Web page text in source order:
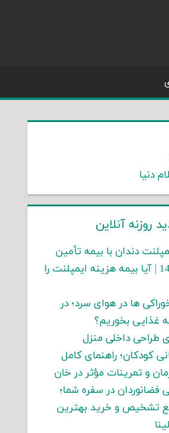
دنیا
روزنه آنلاین
دندان با بیمه تأمین
اجتماعی 1405 | آیا بیمه هزینه ایمپلنت را
ها در هوای سرد؛ در
غذایی بخوریم؟
طراحی داخلی منزل
کودکان؛ راهنمای کامل
و تمرینات مؤثر در خان
فضانوردان در سفره شما؛
تشخیص و خرید بهترین